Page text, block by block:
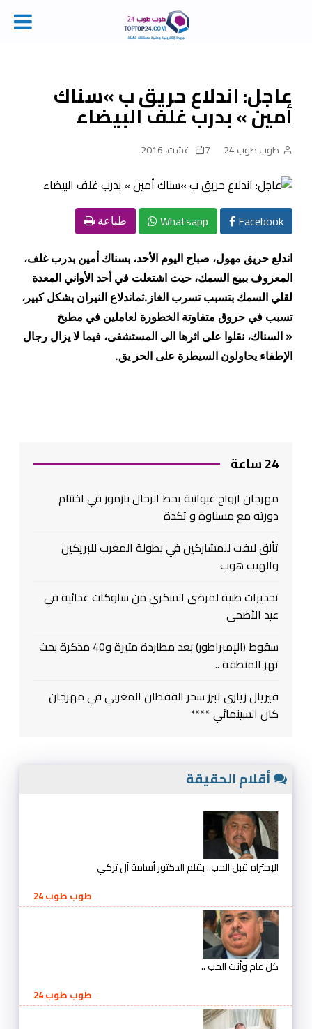
contentعاجل: اندلاع حريق ب »سناك
أمين » بدرب غلف البيضاء
طوب طوب 24 7 غشت، 2016
Facebook
Whatsapp طباعة
اندلع حريق مهول، صباح اليوم الأحد، بسناك أمين بدرب غلف،
المعروف ببيع السمك، حيث اشتعلت في أحد الأواني المعدة
لقلي السمك بتسبب تسرب الغاز .ثماندلاع النيران بشكل كبير،
تسبب في حروق متفاوتة الخطورة لعاملين في مطبخ
« السناك، نقلوا على اثرها الى المستشفى، فيما لا يزال رجال
الإطفاء يحاولون السيطرة على الحر يق.
24 ساعة
مهرجان ارواح غيوانية يحط الرحال بازمور في اختتام
دورته مع مسناوة و تكدة
تألق لافت للمشاركين في بطولة المغرب للبريكين
والهيب هوب
تحذيرات طبية لمرضى السكري من سلوكات غذائية في
عيد الأضحى
سقوط (الإمبراطور) بعد مطاردة متيرة و40 مذكرة بحث
تهز المنطقة ..
فيريال زياري تبرز سحر القفطان المغربي في مهرجان
كان السينمائي ****
أقلام الحقيقة
الإحترام قبل الحب.. بقلم الدكتور أسامة آل تركي
طوب طوب 24
كل عام وأنت الحب ..
طوب طوب 24